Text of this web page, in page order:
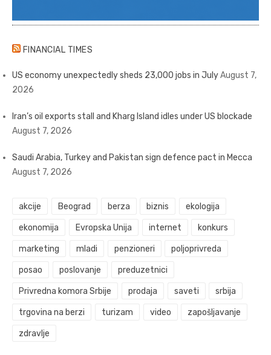
FINANCIAL TIMES
US economy unexpectedly sheds 23,000 jobs in JulyAugust 7,
2026
Iran’s oil exports stall and Kharg Island idles under US blockade
August 7, 2026
Saudi Arabia, Turkey and Pakistan sign defence pact in Mecca
August 7, 2026
akcije Beograd berza biznis ekologija
ekonomija Evropska Unija internet konkurs
marketing mladi penzioneri poljoprivreda
posao poslovanje preduzetnici
Privredna komora Srbije prodaja saveti srbija
trgovina na berzi turizam video zapošljavanje
zdravlje